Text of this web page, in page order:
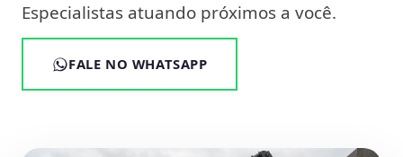
Especialistas atuando próximos a você.
FALE NO WHATSAPP